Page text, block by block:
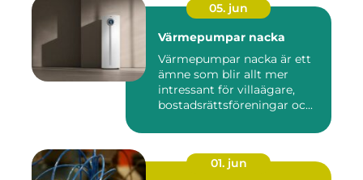
05. jun
Värmepumpar nacka
Värmepumpar nacka är ett
ämne som blir allt mer
intressant för villaägare,
bostadsrättsföreningar oc...
01. jun